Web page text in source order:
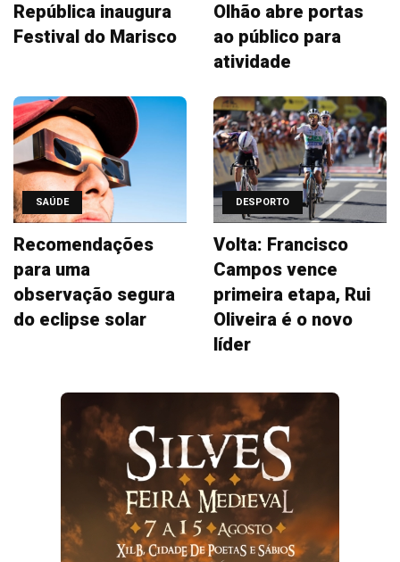
República inaugura
Festival do Marisco
Olhão abre portas
ao público para
atividade
SAÚDE
Recomendações
para uma
observação segura
do eclipse solar
DESPORTO
Volta: Francisco
Campos vence
primeira etapa, Rui
Oliveira é o novo
líder